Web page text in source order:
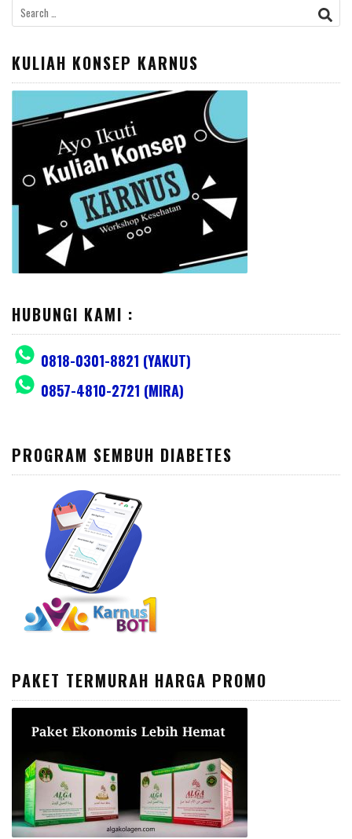
Search
for:
KULIAH KONSEP KARNUS
HUBUNGI KAMI :
0818-0301-8821 (YAKUT)
0857-4810-2721 (MIRA)
PROGRAM SEMBUH DIABETES
PAKET TERMURAH HARGA PROMO